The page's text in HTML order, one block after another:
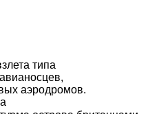
типа
аэродромов.